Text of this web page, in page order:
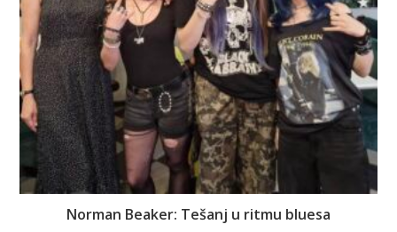
Norman Beaker: Tešanj u ritmu bluesa